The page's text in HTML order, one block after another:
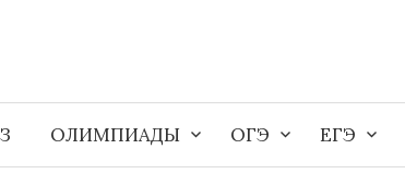
ОЛИМПИАДЫ ОГЭ ЕГЭ